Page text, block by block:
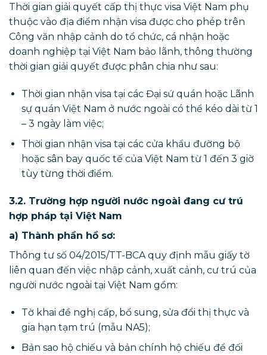
Thời gian giải quyết cấp thị thực visa Việt Nam phụ
thuộc vào địa điểm nhận visa được cho phép trên
Công văn nhập cảnh do tổ chức, cá nhận hoặc
doanh nghiệp tại Việt Nam bảo lãnh, thông thường
thời gian giải quyết được phân chia như sau:
Thời gian nhận visa tại các Đại sứ quán hoặc Lãnh
sự quán Việt Nam ở nước ngoài có thể kéo dài từ 1
– 3 ngày làm việc;
Thời gian nhận visa tại các cửa khẩu đường bộ
hoặc sân bay quốc tế của Việt Nam từ 1 đến 3 giờ
tùy từng thời điểm.
3.2. Trường hợp người nước ngoài đang cư trú
hợp pháp tại Việt Nam
a) Thành phần hồ sơ:
Thông tư số 04/2015/TT-BCA quy định mẫu giấy tờ
liên quan đến việc nhập cảnh, xuất cảnh, cư trú của
người nước ngoài tại Việt Nam gồm:
Tờ khai đề nghị cấp, bổ sung, sửa đổi thị thực và
gia hạn tạm trú (mẫu NA5);
Bản sao hộ chiếu và bản chính hộ chiếu để đối